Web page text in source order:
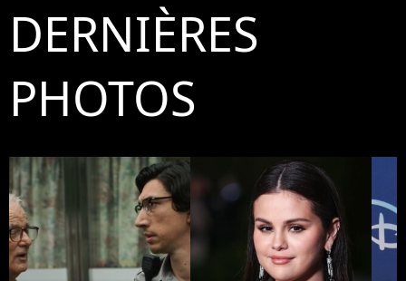
DERNIÈRES
PHOTOS